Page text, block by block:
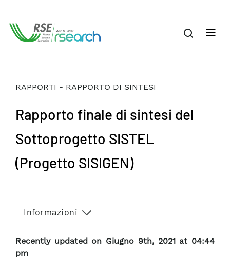
RAPPORTI - RAPPORTO DI SINTESI
Rapporto finale di sintesi del
Sottoprogetto SISTEL
(Progetto SISIGEN)
Informazioni
Recently updated on Giugno 9th, 2021 at 04:44
pm